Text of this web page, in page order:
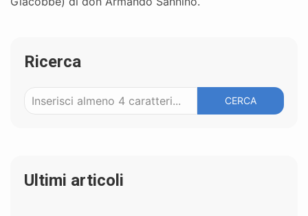
Ricerca
CERCA
Ultimi articoli